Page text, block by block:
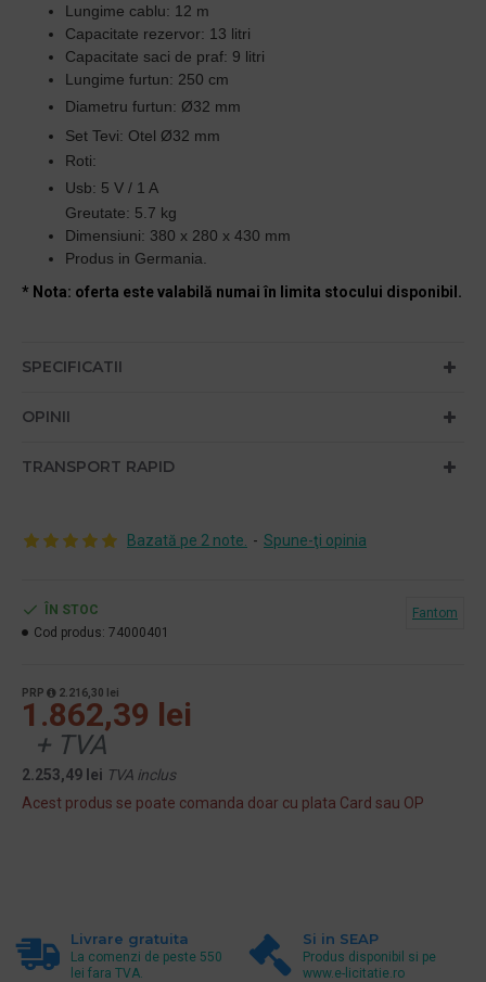
Lungime cablu: 12 m
Capacitate rezervor: 13 litri
Capacitate saci de praf: 9 litri
Lungime furtun: 250 cm
Diametru furtun: Ø32 mm
Set Tevi: Otel Ø32 mm
Roti:
Usb: 5 V / 1 A
Greutate: 5.7 kg
Dimensiuni: 380 x 280 x 430 mm
Produs in Germania.
* Nota: oferta este valabilă numai în limita stocului disponibil.
SPECIFICATII
OPINII
TRANSPORT RAPID
Bazată pe 2 note. - Spune-ţi opinia
PRP 2.216,30 lei
1.862,39 lei
+ TVA
2.253,49 lei TVA inclus
Acest produs se poate comanda doar cu plata Card sau OP
ÎN STOC
Cod produs: 74000401
Fantom
Livrare gratuita
La comenzi de peste 550
lei fara TVA.
Si in SEAP
Produs disponibil si pe
www.e-licitatie.ro